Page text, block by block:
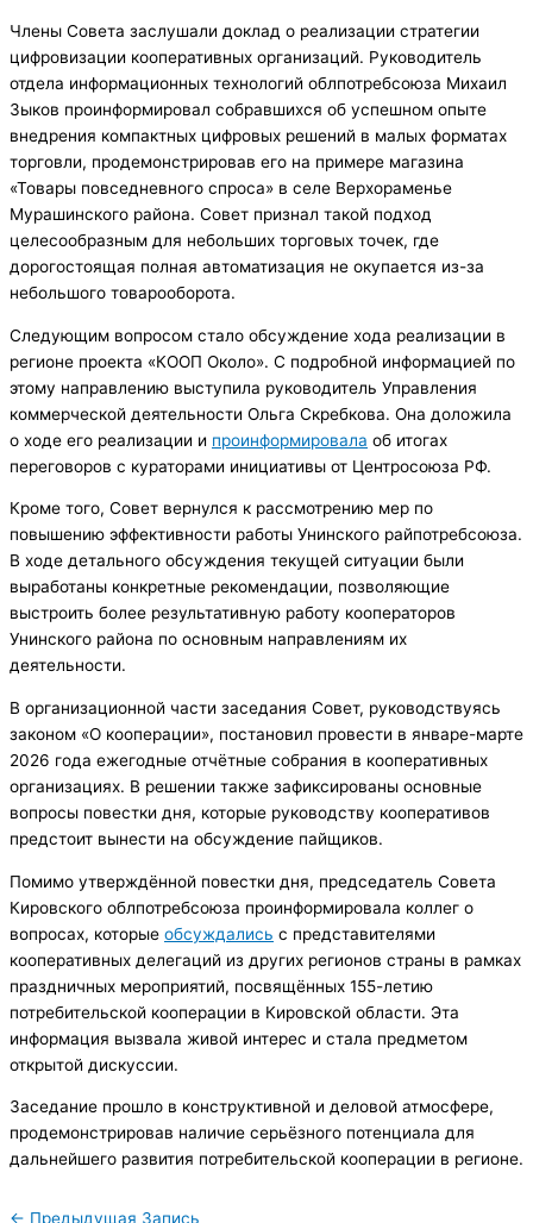
Члены Совета заслушали доклад о реализации стратегии
цифровизации кооперативных организаций. Руководитель
отдела информационных технологий облпотребсоюза Михаил
Зыков проинформировал собравшихся об успешном опыте
внедрения компактных цифровых решений в малых форматах
торговли, продемонстрировав его на примере магазина
«Товары повседневного спроса» в селе Верхораменье
Мурашинского района. Совет признал такой подход
целесообразным для небольших торговых точек, где
дорогостоящая полная автоматизация не окупается из-за
небольшого товарооборота.
Следующим вопросом стало обсуждение хода реализации в
регионе проекта «КООП Около». С подробной информацией по
этому направлению выступила руководитель Управления
коммерческой деятельности Ольга Скребкова. Она доложила
о ходе его реализации и проинформировала об итогах
переговоров с кураторами инициативы от Центросоюза РФ.
Кроме того, Совет вернулся к рассмотрению мер по
повышению эффективности работы Унинского райпотребсоюза.
В ходе детального обсуждения текущей ситуации были
выработаны конкретные рекомендации, позволяющие
выстроить более результативную работу кооператоров
Унинского района по основным направлениям их
деятельности.
В организационной части заседания Совет, руководствуясь
законом «О кооперации», постановил провести в январе-марте
2026 года ежегодные отчётные собрания в кооперативных
организациях. В решении также зафиксированы основные
вопросы повестки дня, которые руководству кооперативов
предстоит вынести на обсуждение пайщиков.
Помимо утверждённой повестки дня, председатель Совета
Кировского облпотребсоюза проинформировала коллег о
вопросах, которые обсуждались с представителями
кооперативных делегаций из других регионов страны в рамках
праздничных мероприятий, посвящённых 155-летию
потребительской кооперации в Кировской области. Эта
информация вызвала живой интерес и стала предметом
открытой дискуссии.
Заседание прошло в конструктивной и деловой атмосфере,
продемонстрировав наличие серьёзного потенциала для
дальнейшего развития потребительской кооперации в регионе.
← Предыдущая Запись